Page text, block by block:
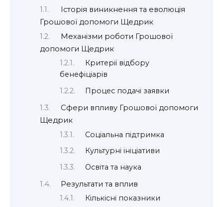
Історія виникнення та еволюція
Грошової допомоги Щедрик
Механізми роботи Грошової
допомоги Щедрик
Критерії відбору
бенефіціарів
Процес подачі заявки
Сфери впливу Грошової допомоги
Щедрик
Соціальна підтримка
Культурні ініціативи
Освіта та наука
Результати та вплив
Кількісні показники